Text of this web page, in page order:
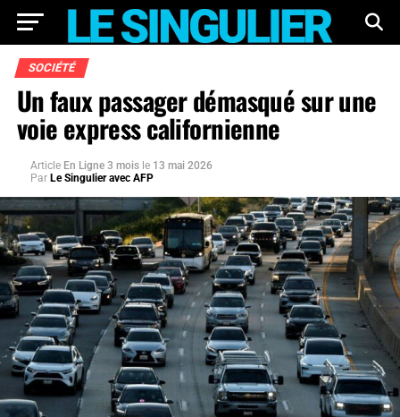
SOCIÉTÉ
Un faux passager démasqué sur une
voie express californienne
Article En Ligne 3 mois le 13 mai 2026
Par Le Singulier avec AFP